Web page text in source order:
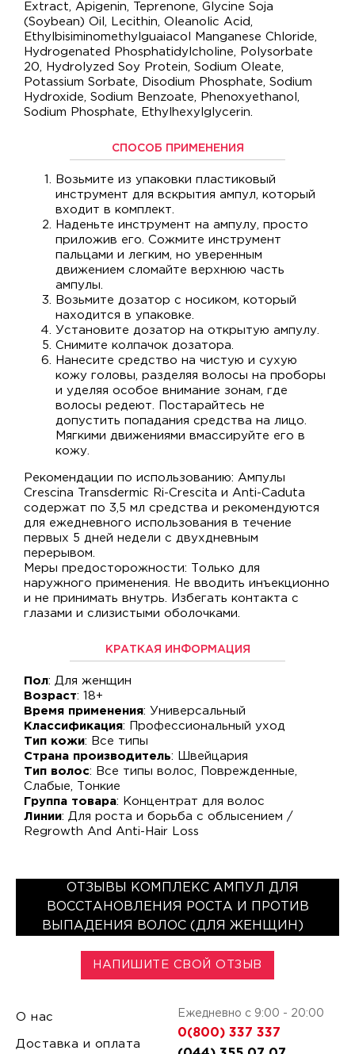
Extract, Apigenin, Teprenone, Glycine Soja
(Soybean) Oil, Lecithin, Oleanolic Acid,
Ethylbisiminomethylguaiacol Manganese Chloride,
Hydrogenated Phosphatidylcholine, Polysorbate
20, Hydrolyzed Soy Protein, Sodium Oleate,
Potassium Sorbate, Disodium Phosphate, Sodium
Hydroxide, Sodium Benzoate, Phenoxyethanol,
Sodium Phosphate, Ethylhexylglycerin.
СПОСОБ ПРИМЕНЕНИЯ
Возьмите из упаковки пластиковый
инструмент для вскрытия ампул, который
входит в комплект.
Наденьте инструмент на ампулу, просто
приложив его. Сожмите инструмент
пальцами и легким, но уверенным
движением сломайте верхнюю часть
ампулы.
Возьмите дозатор с носиком, который
находится в упаковке.
Установите дозатор на открытую ампулу.
Снимите колпачок дозатора.
Нанесите средство на чистую и сухую
кожу головы, разделяя волосы на проборы
и уделяя особое внимание зонам, где
волосы редеют. Постарайтесь не
допустить попадания средства на лицо.
Мягкими движениями вмассируйте его в
кожу.
Рекомендации по использованию: Ампулы
Crescina Transdermic Ri-Crescita и Anti-Caduta
содержат по 3,5 мл средства и рекомендуются
для ежедневного использования в течение
первых 5 дней недели с двухдневным
перерывом.
Меры предосторожности: Только для
наружного применения. Не вводить инъекционно
и не принимать внутрь. Избегать контакта с
глазами и слизистыми оболочками.
КРАТКАЯ ИНФОРМАЦИЯ
Пол: Для женщин
Возраст: 18+
Время применения: Универсальный
Классификация: Профессиональный уход
Тип кожи: Все типы
Страна производитель: Швейцария
Тип волос: Все типы волос, Поврежденные,
Слабые, Тонкие
Группа товара: Концентрат для волос
Линии: Для роста и борьба с облысением /
Regrowth And Anti-Hair Loss
ОТЗЫВЫ КОМПЛЕКС АМПУЛ ДЛЯ
ВОССТАНОВЛЕНИЯ РОСТА И ПРОТИВ
ВЫПАДЕНИЯ ВОЛОС (ДЛЯ ЖЕНЩИН)
НАПИШИТЕ СВОЙ ОТЗЫВ
О нас
Доставка и оплата
Ежедневно с 9:00 - 20:00
0(800) 337 337